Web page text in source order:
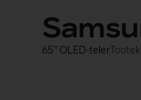
65'' OLED-teler